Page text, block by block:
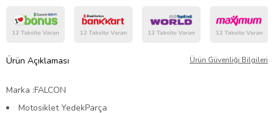
Ürün Açıklaması Ürün Güvenliği Bilgileri
Marka :FALCON
Motosiklet YedekParça